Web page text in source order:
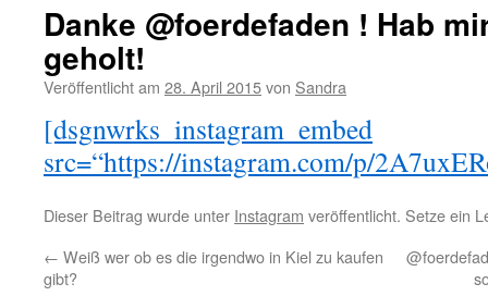
Danke @foerdefaden ! Hab
geholt!
Veröffentlicht am 28. April 2015von Sandra
[dsgnwrks_instagram_embed
src=“https://instagram.com/p/
Dieser Beitrag wurde unter Instagram veröffentlicht. Setze ein
← Weiß wer ob es die irgendwo in Kiel zu kaufen
gibt?